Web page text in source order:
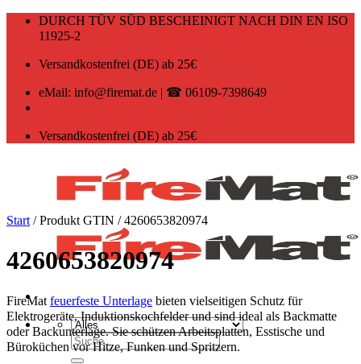
Zum
DURCH TÜV SÜD BESCHEINIGT NACH DIN EN ISO
11925-2
Versandkostenfrei (DE) ab 25€
eMail: info@firemat.de | ☎ 06109-7398649
Versandkostenfrei (DE) ab 25€
Suchen
nach:
Start /Produkt GTIN /4260653820974
4260653820974
FireMat feuerfeste Unterlage bieten vielseitigen Schutz für
Elektrogeräte, Induktionskochfelder und sind ideal als Backmatte
oder Backunterlage. Sie schützen Arbeitsplatten, Esstische und
Büroküchen vor Hitze, Funken und Spritzern.